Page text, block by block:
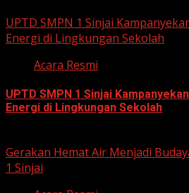
UPTD SMPN 1 Sinjai
Energi di Lingkungan Sekolah
Acara Resmi
UPTD SMPN 1 Sinjai
Energi di Lingkungan Sekolah
Gerakan Hemat Air Menjadi
1 Sinjai